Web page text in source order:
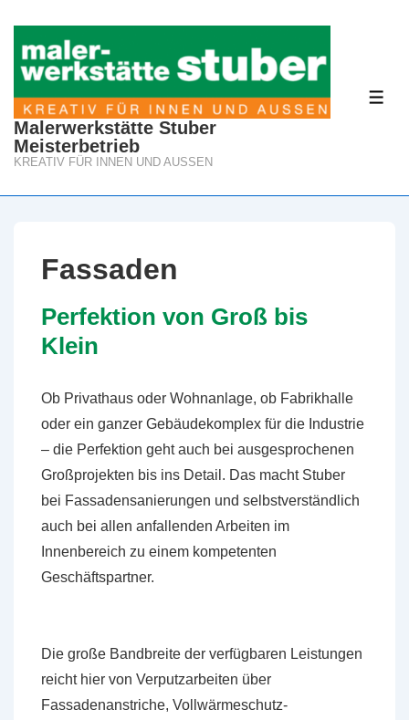
Inhalt
Malerwerkstätte Stuber
Meisterbetrieb
KREATIV FÜR INNEN UND AUSSEN
Fassaden
Perfektion von Groß bis
Klein
Ob Privathaus oder Wohnanlage, ob Fabrikhalle
oder ein ganzer Gebäudekomplex für die Industrie
– die Perfektion geht auch bei ausgesprochenen
Großprojekten bis ins Detail. Das macht Stuber
bei Fassadensanierungen und selbstverständlich
auch bei allen anfallenden Arbeiten im
Innenbereich zu einem kompetenten
Geschäftspartner.
Die große Bandbreite der verfügbaren Leistungen
reicht hier von Verputzarbeiten über
Fassadenanstriche, Vollwärmeschutz-